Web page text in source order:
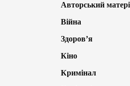
Авторський
Війна
Здоров’я
Кіно
Кримінал